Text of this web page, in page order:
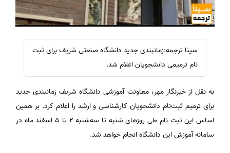
سینا ترجمه:زمانبندی جدید دانشگاه صنعتی شریف برای ثبت
نام ترمیمی دانشجویان اعلام شد.
به نقل از خبرنگار مهر، معاونت آموزشی دانشگاه شریف زمانبندی جدید
برای ترمیم ثبت‌نام دانشجویان کارشناسی و ارشد را اعلام کرد. بر همین
اساس این ثبت نام طی روزهای شنبه تا سه‌شنبه ۲ تا ۵ اسفند ماه در
سامانه آموزش این دانشگاه انجام خواهد شد.